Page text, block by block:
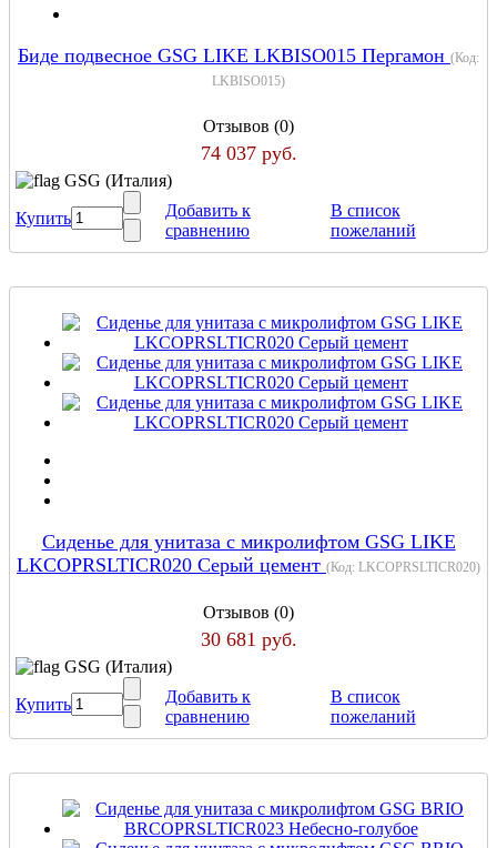
Биде подвесное GSG LIKE LKBISO015 Пергамон (Код:
LKBISO015)
Отзывов (0)
74 037 руб.
GSG (Италия)
Купить
Добавить к
сравнению
В список
пожеланий
Сиденье для унитаза с микролифтом GSG LIKE
LKCOPRSLTICR020 Серый цемент (Код: LKCOPRSLTICR020)
Отзывов (0)
30 681 руб.
GSG (Италия)
Купить
Добавить к
сравнению
В список
пожеланий